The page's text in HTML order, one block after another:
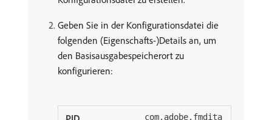
Geben Sie in der Konfigurationsdatei die
folgenden (Eigenschafts-)Details an, um
den Basisausgabespeicherort zu
konfigurieren:
com.adobe.fmdita